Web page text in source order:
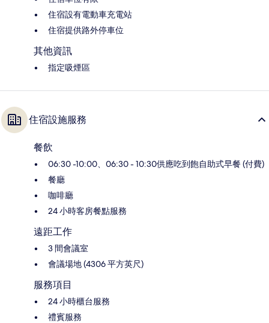
住宿設有電動車充電站
住宿提供路外停車位
其他資訊
指定吸煙區
住宿設施服務
餐飲
06:30 -10:00、06:30 - 10:30供應吃到飽自助式早餐 (付費)
餐廳
咖啡廳
24 小時客房餐點服務
遠距工作
3 間會議室
會議場地 (4306 平方英尺)
服務項目
24 小時櫃台服務
禮賓服務